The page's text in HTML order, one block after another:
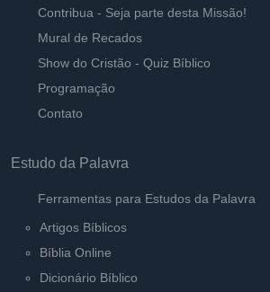
Contribua - Seja parte desta Missão!
Mural de Recados
Show do Cristão - Quiz Bíblico
Programação
Contato
Estudo da Palavra
Ferramentas para Estudos da Palavra
Artigos Bíblicos
Bíblia Online
Dicionário Bíblico